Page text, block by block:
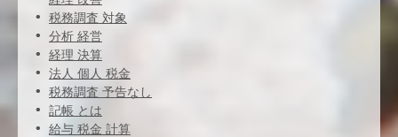
税務調査 対象
分析 経営
経理 決算
法人 個人 税金
税務調査 予告なし
記帳 とは
給与 税金 計算